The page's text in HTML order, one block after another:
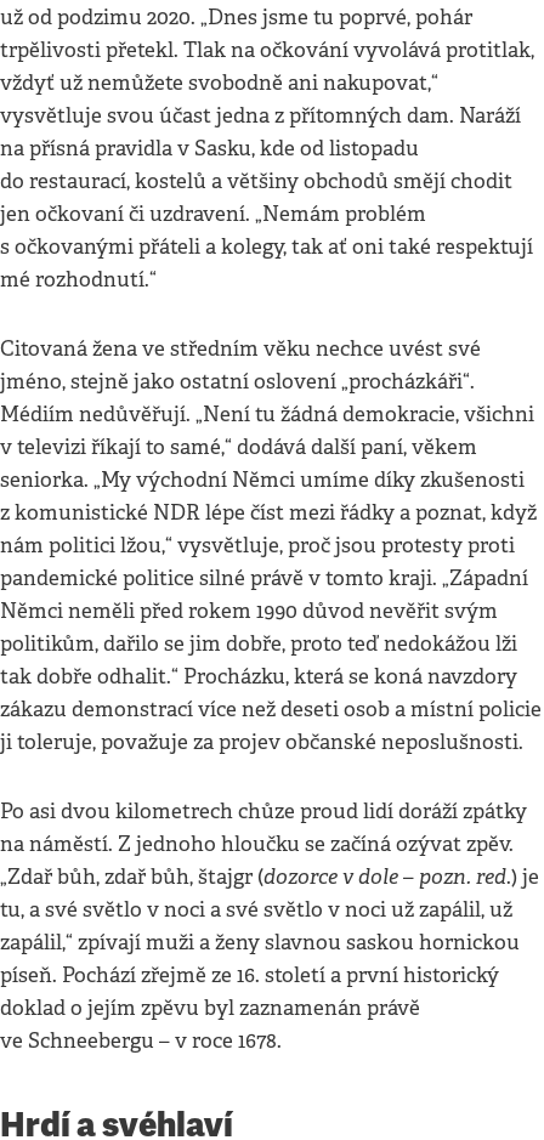
už od podzimu 2020. „Dnes jsme tu poprvé, pohár
trpělivosti přetekl. Tlak na očkování vyvolává protitlak,
vždyť už nemůžete svobodně ani nakupovat,“
vysvětluje svou účast jedna z přítomných dam. Naráží
na přísná pravidla v Sasku, kde od listopadu
do restaurací, kostelů a většiny obchodů smějí chodit
jen očkovaní či uzdravení. „Nemám problém
s očkovanými přáteli a kolegy, tak ať oni také respektují
mé rozhodnutí.“
Citovaná žena ve středním věku nechce uvést své
jméno, stejně jako ostatní oslovení „procházkáři“.
Médiím nedůvěřují. „Není tu žádná demokracie, všichni
v televizi říkají to samé,“ dodává další paní, věkem
seniorka. „My východní Němci umíme díky zkušenosti
z komunistické NDR lépe číst mezi řádky a poznat, když
nám politici lžou,“ vysvětluje, proč jsou protesty proti
pandemické politice silné právě v tomto kraji. „Západní
Němci neměli před rokem 1990 důvod nevěřit svým
politikům, dařilo se jim dobře, proto teď nedokážou lži
tak dobře odhalit.“ Procházku, která se koná navzdory
zákazu demonstrací více než deseti osob a místní policie
ji toleruje, považuje za projev občanské neposlušnosti.
Po asi dvou kilometrech chůze proud lidí doráží zpátky
na náměstí. Z jednoho hloučku se začíná ozývat zpěv.
„Zdař bůh, zdař bůh, štajgr (dozorce v dole– pozn. red.) je
tu, a své světlo v noci a své světlo v noci už zapálil, už
zapálil,“ zpívají muži a ženy slavnou saskou hornickou
píseň. Pochází zřejmě ze 16. století a první historický
doklad o jejím zpěvu byl zaznamenán právě
ve Schneebergu – v roce 1678.
Hrdí a svéhlaví